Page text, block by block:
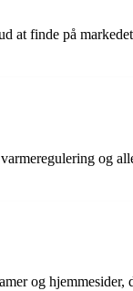
at finde på
og
og hjemmesider,